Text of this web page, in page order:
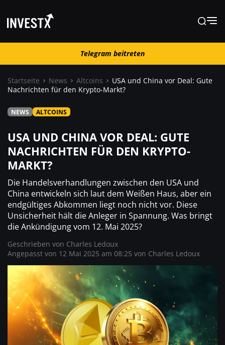
Telegram beitreten
Lernen
Trading
Wo kaufen ?
Casino
Telegram beitreten
Startseite News Altcoins
USA und China vor Deal: Gute
Nachrichten für den Krypto-Markt?
NEWS ALTCOINS
USA UND CHINA VOR DEAL: GUTE
NACHRICHTEN FÜR DEN KRYPTO-
MARKT?
Die Handelsverhandlungen zwischen den USA und
China entwickeln sich laut dem Weißen Haus, aber ein
endgültiges Abkommen liegt noch nicht vor. Diese
Unsicherheit hält die Anleger in Spannung. Was bringt
die Ankündigung vom 12. Mai 2025?
Geschrieben von Charles Ledoux
Angepasst von 12 Mai 2025 am 08:25 von Charles Ledoux